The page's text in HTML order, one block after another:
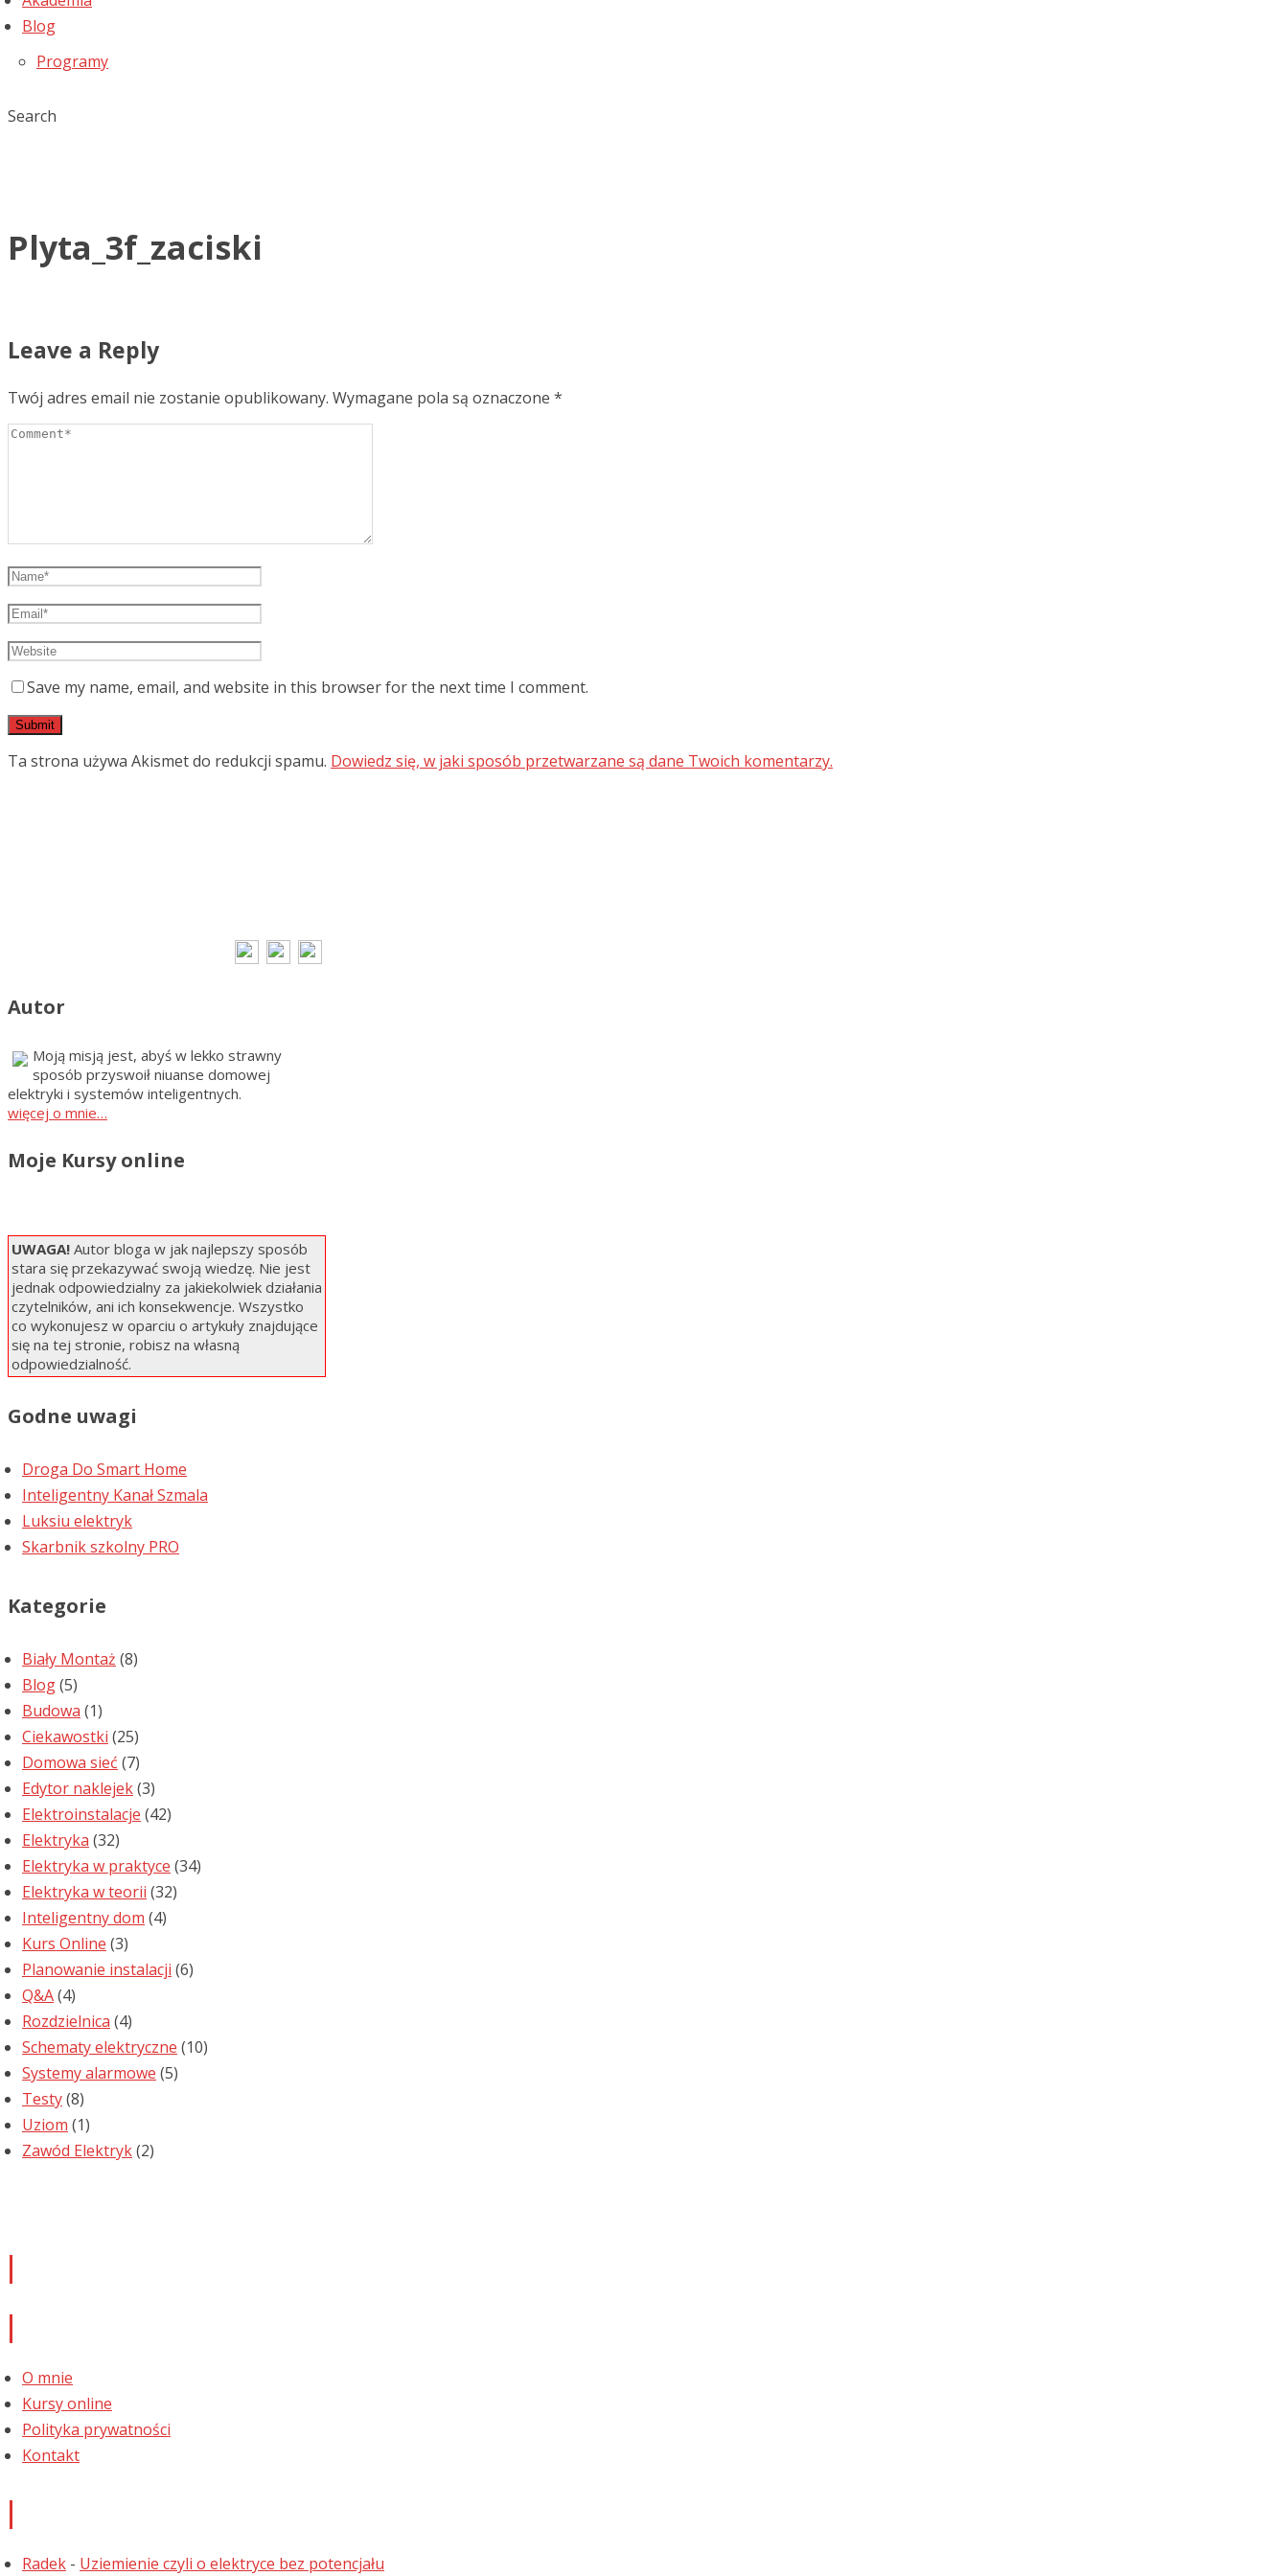
Blog
Programy
Search
Plyta_3f_zaciski
Leave a Reply
Twój adres email nie zostanie opublikowany. Wymagane pola są oznaczone *
Save my name, email, and website in this browser for the next time I comment.
Ta strona używa Akismet do redukcji spamu. Dowiedz się, w jaki sposób przetwarzane są dane Twoich komentarzy.
Autor
Moją misją jest, abyś w lekko strawny
sposób przyswoił niuanse domowej
elektryki i systemów inteligentnych.
więcej o mnie…
Moje Kursy online
UWAGA! Autor bloga w jak najlepszy sposób
stara się przekazywać swoją wiedzę. Nie jest
jednak odpowiedzialny za jakiekolwiek działania
czytelników, ani ich konsekwencje. Wszystko
co wykonujesz w oparciu o artykuły znajdujące
się na tej stronie, robisz na własną
odpowiedzialność.
Godne uwagi
Droga Do Smart Home
Inteligentny Kanał Szmala
Luksiu elektryk
Skarbnik szkolny PRO
Kategorie
Biały Montaż (8)
Blog(5)
Budowa (1)
Ciekawostki (25)
Domowa sieć (7)
Edytor naklejek(3)
Elektroinstalacje (42)
Elektryka (32)
Elektryka w praktyce (34)
Elektryka w teorii (32)
Inteligentny dom (4)
Kurs Online (3)
Planowanie instalacji (6)
Q&A(4)
Rozdzielnica (4)
Schematy elektryczne (10)
Systemy alarmowe (5)
Testy(8)
Uziom (1)
Zawód Elektryk(2)
O mnie
Kursy online
Polityka prywatności
Kontakt
Radek - Uziemienie czyli o elektryce bez potencjału